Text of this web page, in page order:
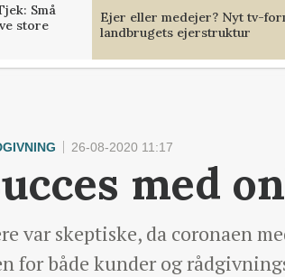
Små
store
Ejer eller medejer? Nyt tv-
landbrugets ejerstruktur
26-08-2020 11:17
med
var skeptiske, da coronaen
for både kunder og